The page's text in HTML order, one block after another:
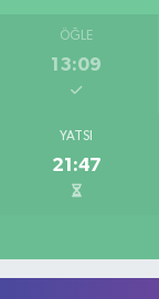
ÖĞLE
13:09
YATSI
21:47